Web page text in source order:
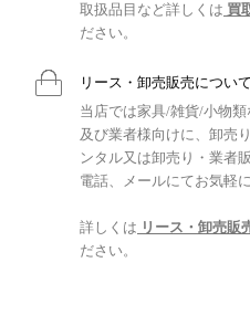
取扱品目など詳しくは 買
ださい。
リース・卸売販売について
当店では家具/雑貨/小物
及び業者様向けに、卸売
ンタル又は卸売り・業者
電話、メールにてお気軽
詳しくは リース・卸売販
ださい。